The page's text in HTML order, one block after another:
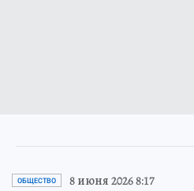
ОБЩЕСТВО 8 июня 2026 8:17